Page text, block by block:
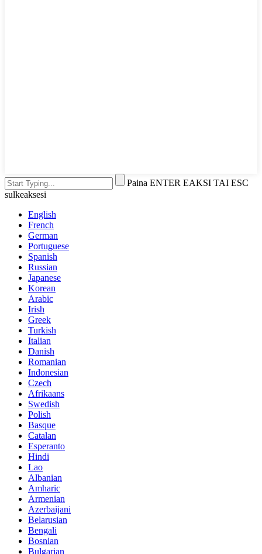
Paina ENTER EAKSI TAI ESC
sulkeaksesi
English
French
German
Portuguese
Spanish
Russian
Japanese
Korean
Arabic
Irish
Greek
Turkish
Italian
Danish
Romanian
Indonesian
Czech
Afrikaans
Swedish
Polish
Basque
Catalan
Esperanto
Hindi
Lao
Albanian
Amharic
Armenian
Azerbaijani
Belarusian
Bengali
Bosnian
Bulgarian